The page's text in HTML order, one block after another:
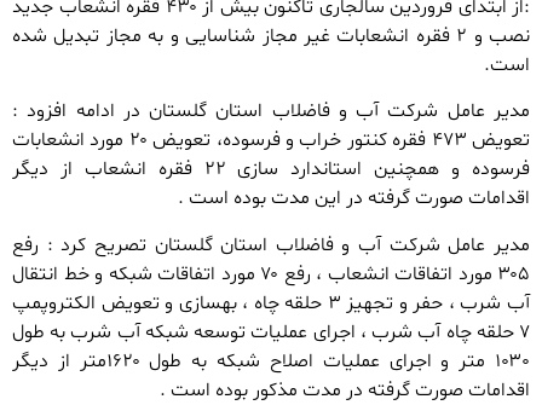
:از ابتدای فروردین سالجاری تاکنون بیش از ۴۳۰ فقره انشعاب جدید
نصب و ۲ فقره انشعابات غیر مجاز شناسایی و به مجاز تبدیل شده
است.
مدیر عامل شرکت آب و فاضلاب استان گلستان در ادامه افزود :
تعویض ۴۷۳ فقره کنتور خراب و فرسوده، تعویض ۲۰ مورد انشعابات
فرسوده و همچنین استاندارد سازی ۲۲ فقره انشعاب از دیگر
اقدامات صورت گرفته در این مدت بوده است .
مدیر عامل شرکت آب و فاضلاب استان گلستان تصریح کرد : رفع
۳۰۵ مورد اتفاقات انشعاب ، رفع ۷۰ مورد اتفاقات شبکه و خط انتقال
آب شرب ، حفر و تجهیز ۳ حلقه چاه ، بهسازی و تعویض الکتروپمپ
۷ حلقه چاه آب شرب ، اجرای عملیات توسعه شبکه آب شرب به طول
۱۰۳۰ متر و اجرای عملیات اصلاح شبکه به طول ۱۶۲۰متر از دیگر
اقدامات صورت گرفته در مدت مذکور بوده است .